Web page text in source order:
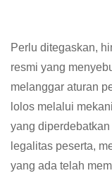
Perlu ditegaskan,
resmi yang
melanggar aturan
lolos melalui
yang
legalitas peserta,
yang ada telah